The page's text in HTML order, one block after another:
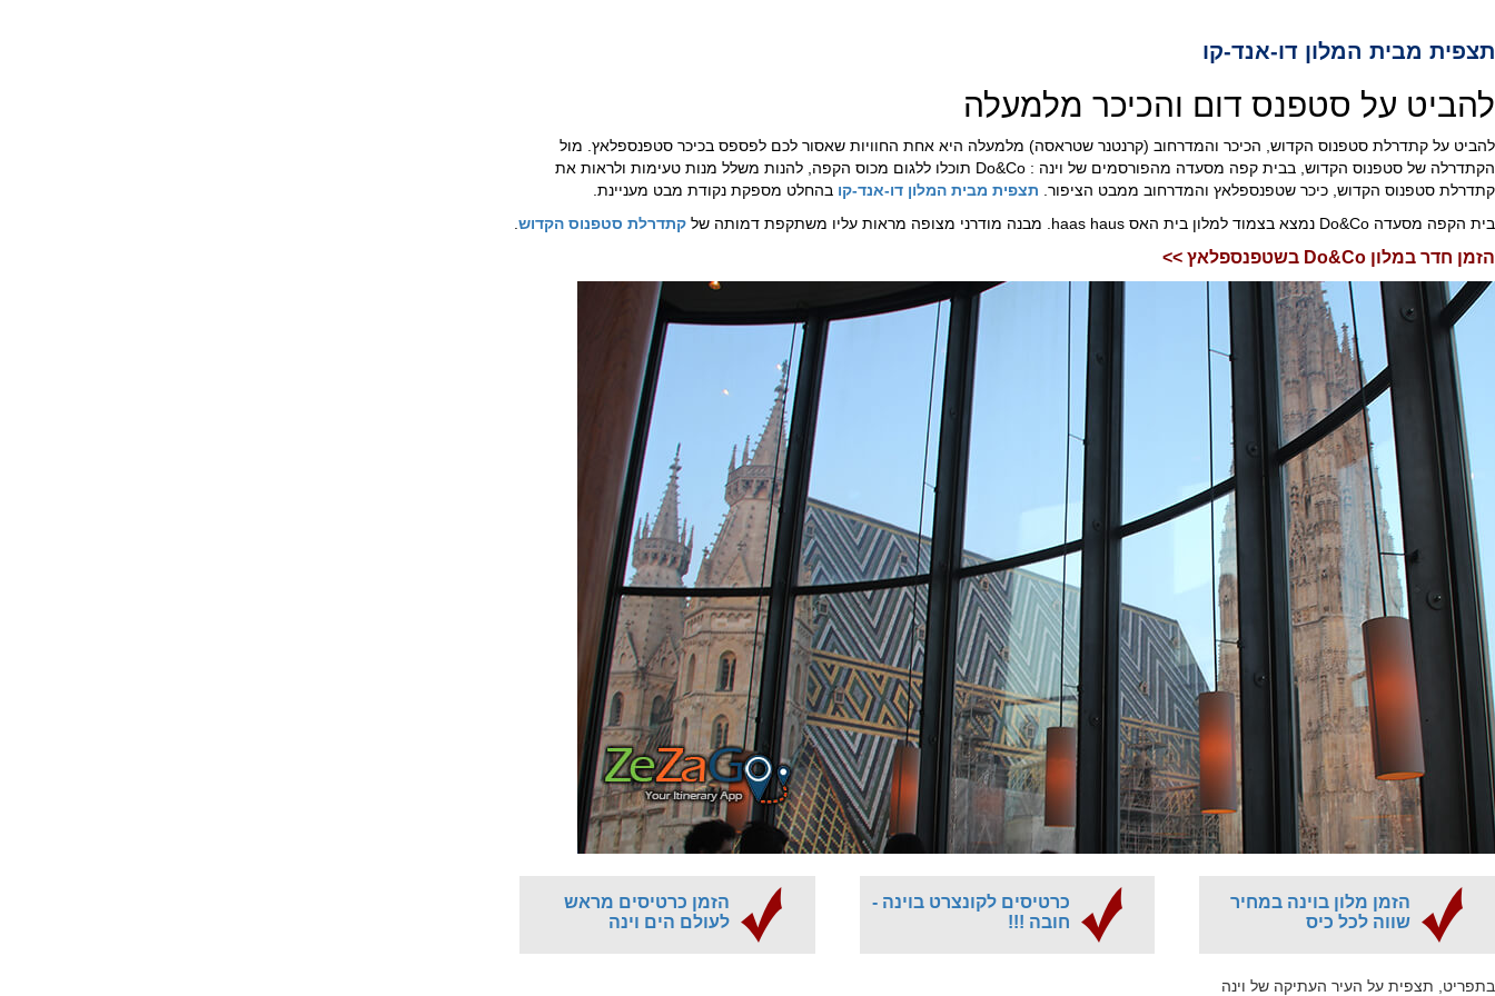
תצפית מבית המלון דו-אנד-קו
להביט על סטפנס דום והכיכר מלמעלה
להביט על קתדרלת סטפנוס הקדוש, הכיכר והמדרחוב (קרנטנר שטראסה) מלמעלה היא אחת החוויות שאסור לכם לפספס בכיכר סטפנספלאץ. מול
הקתדרלה של סטפנוס הקדוש, בבית קפה מסעדה מהפורסמים של וינה : Do&Co תוכלו ללגום מכוס הקפה, להנות משלל מנות טעימות ולראות את
קתדרלת סטפנוס הקדוש, כיכר שטפנספלאץ והמדרחוב ממבט הציפור. תצפית מבית המלון דו-אנד-קו בהחלט מספקת נקודת מבט מעניינת.
בית הקפה מסעדה Do&Co נמצא בצמוד למלון בית האס haas haus. מבנה מודרני מצופה מראות עליו משתקפת דמותה של
קתדרלת סטפנוס הקדוש
הזמן חדר במלון Do&Co בשטפנספלאץ >>
הזמן מלון בוינה במחיר
שווה לכל כיס
כרטיסים לקונצרט בוינה -
חובה !!!
הזמן כרטיסים מראש
לעולם הים וינה
בתפריט, תצפית על העיר העתיקה של וינה